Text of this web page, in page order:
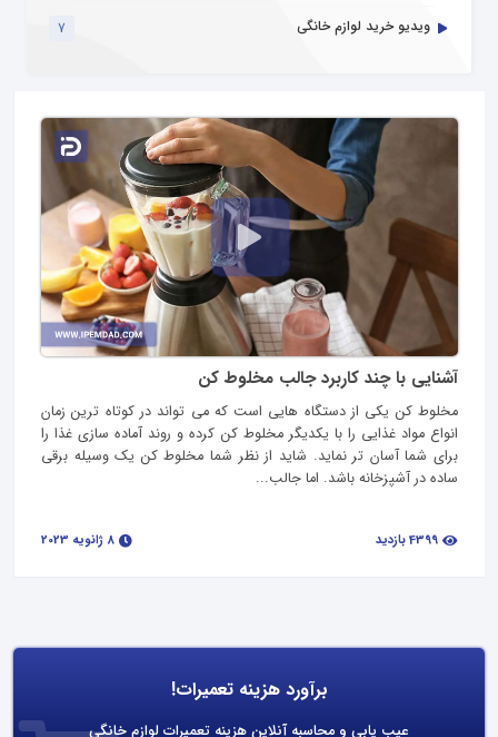
برآورد هزینه تعمیرات!
عیب یابی و محاسبه آنلاین هزینه تعمیرات لوازم خانگی
ویدیو خرید لوازم خانگی
7
آشنایی با چند کاربرد جالب مخلوط کن
مخلوط کن یکی از دستگاه هایی است که می تواند در کوتاه ترین زمان
انواع مواد غذایی را با یکدیگر مخلوط کن کرده و روند آماده سازی غذا را
برای شما آسان تر نماید. شاید از نظر شما مخلوط‌ کن یک وسیله برقی
ساده در آشپزخانه باشد. اما جالب...